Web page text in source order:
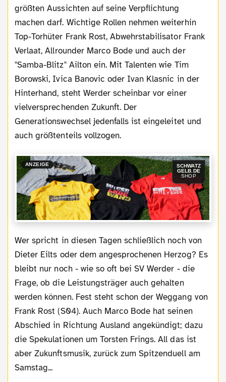
größten Aussichten auf seine Verpflichtung
machen darf. Wichtige Rollen nehmen weiterhin
Top-Torhüter Frank Rost, Abwehrstabilisator Frank
Verlaat, Allrounder Marco Bode und auch der
"Samba-Blitz" Ailton ein. Mit Talenten wie Tim
Borowski, Ivica Banovic oder Ivan Klasnic in der
Hinterhand, steht Werder scheinbar vor einer
vielversprechenden Zukunft. Der
Generationswechsel jedenfalls ist eingeleitet und
auch größtenteils vollzogen.
ANZEIGE
SCHWATZ
GELB.DE
SHOP
Wer spricht in diesen Tagen schließlich noch von
Dieter Eilts oder dem angesprochenen Herzog? Es
bleibt nur noch - wie so oft bei SV Werder - die
Frage, ob die Leistungsträger auch gehalten
werden können. Fest steht schon der Weggang von
Frank Rost (S04). Auch Marco Bode hat seinen
Abschied in Richtung Ausland angekündigt; dazu
die Spekulationen um Torsten Frings. All das ist
aber Zukunftsmusik, zurück zum Spitzenduell am
Samstag...